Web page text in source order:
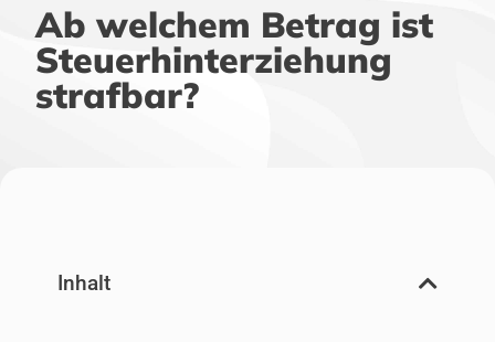
Ab welchem Betrag ist
Steuerhinterziehung
strafbar?
Inhalt